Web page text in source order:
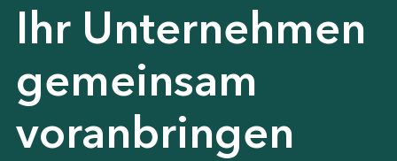
Ihr Unternehmen
gemeinsam
voranbringen